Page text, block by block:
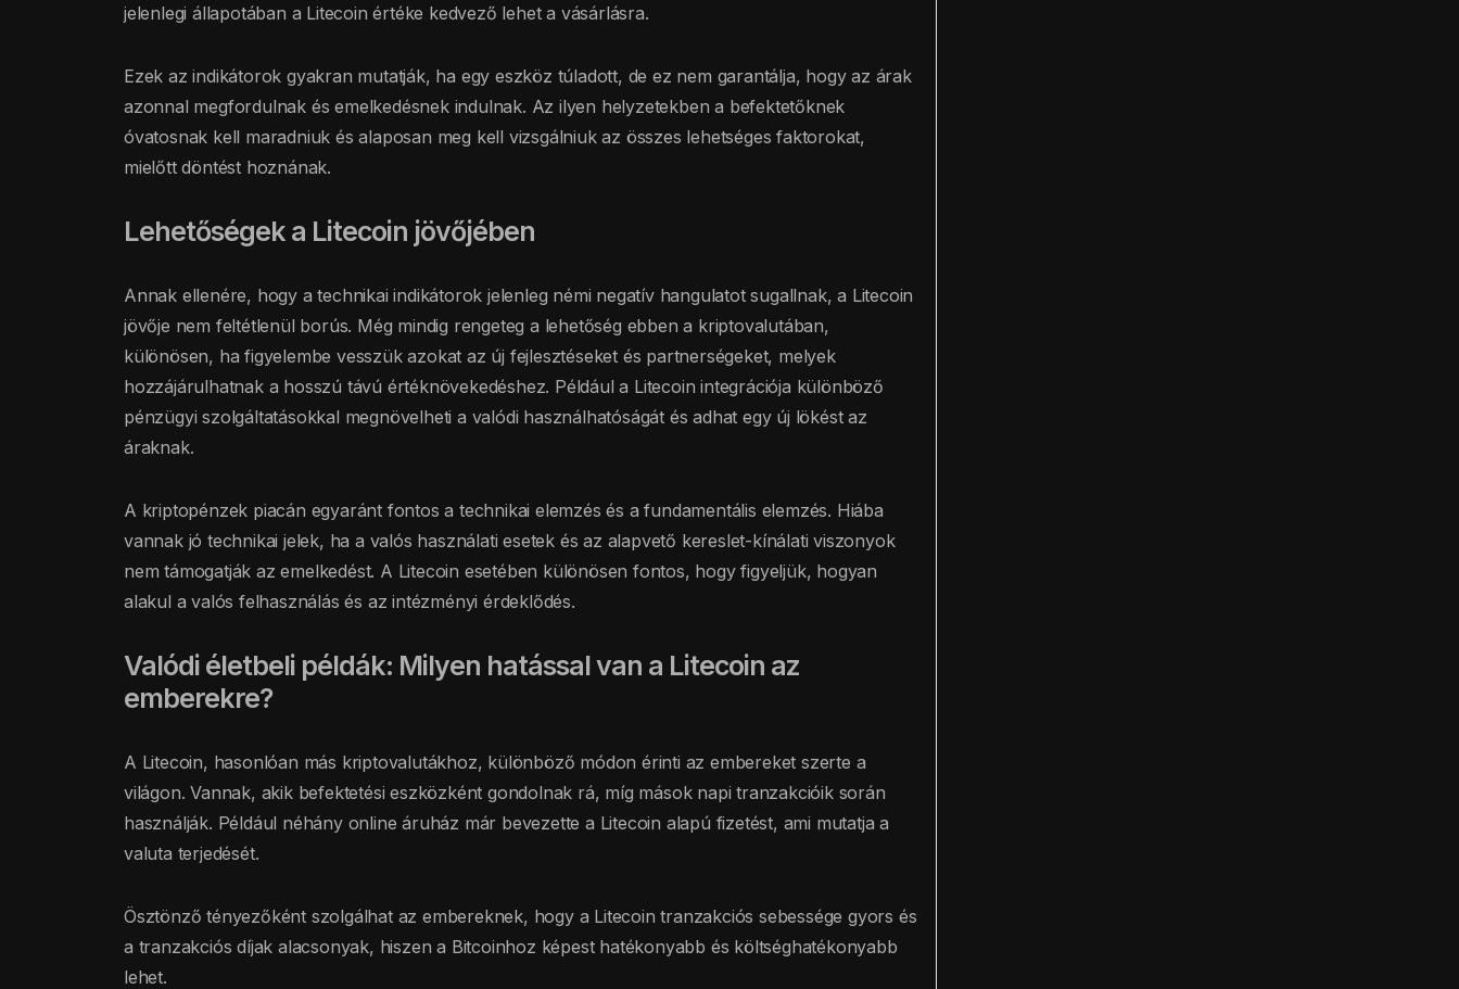
jelenlegi állapotában a Litecoin értéke kedvező lehet a vásárlásra.
Ezek az indikátorok gyakran mutatják, ha egy eszköz túladott, de ez nem garantálja, hogy az árak
azonnal megfordulnak és emelkedésnek indulnak. Az ilyen helyzetekben a befektetőknek
óvatosnak kell maradniuk és alaposan meg kell vizsgálniuk az összes lehetséges faktorokat,
mielőtt döntést hoznának.
Lehetőségek a Litecoin jövőjében
Annak ellenére, hogy a technikai indikátorok jelenleg némi negatív hangulatot sugallnak, a Litecoin
jövője nem feltétlenül borús. Még mindig rengeteg a lehetőség ebben a kriptovalutában,
különösen, ha figyelembe vesszük azokat az új fejlesztéseket és partnerségeket, melyek
hozzájárulhatnak a hosszú távú értéknövekedéshez. Például a Litecoin integrációja különböző
pénzügyi szolgáltatásokkal megnövelheti a valódi használhatóságát és adhat egy új lökést az
áraknak.
A kriptopénzek piacán egyaránt fontos a technikai elemzés és a fundamentális elemzés. Hiába
vannak jó technikai jelek, ha a valós használati esetek és az alapvető kereslet-kínálati viszonyok
nem támogatják az emelkedést. A Litecoin esetében különösen fontos, hogy figyeljük, hogyan
alakul a valós felhasználás és az intézményi érdeklődés.
Valódi életbeli példák: Milyen hatással van a Litecoin az
emberekre?
A Litecoin, hasonlóan más kriptovalutákhoz, különböző módon érinti az embereket szerte a
világon. Vannak, akik befektetési eszközként gondolnak rá, míg mások napi tranzakcióik során
használják. Például néhány online áruház már bevezette a Litecoin alapú fizetést, ami mutatja a
valuta terjedését.
Ösztönző tényezőként szolgálhat az embereknek, hogy a Litecoin tranzakciós sebessége gyors és
a tranzakciós díjak alacsonyak, hiszen a Bitcoinhoz képest hatékonyabb és költséghatékonyabb
lehet.